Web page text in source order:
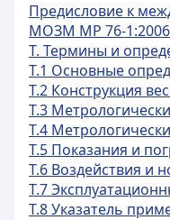
Предисловие к
МОЗМ МР 76-1:2006
Т. Термины и
Т.1 Основные
Т.2 Конструкция
Т.3
Т.4
Т.5 Показания и
Т.6 Воздействия и
Т.7
Т.8 Указатель